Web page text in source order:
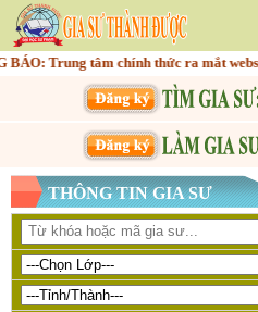
Trung tâm chính thức ra mắt website
THÔNG TIN GIA SƯ